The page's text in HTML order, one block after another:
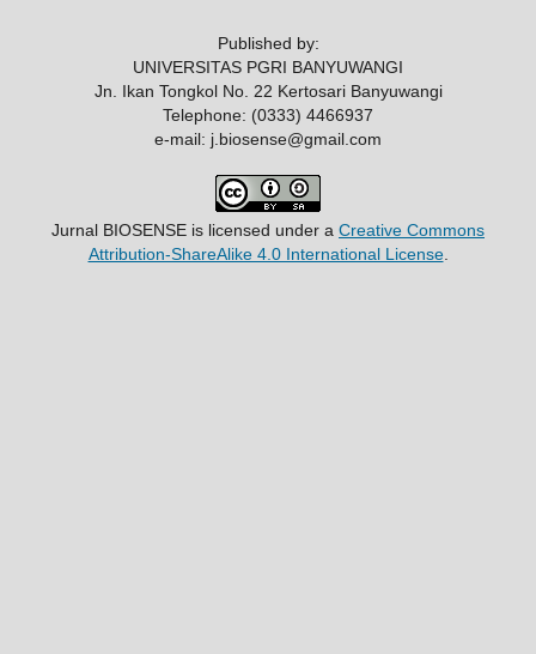
Published by:
UNIVERSITAS PGRI BANYUWANGI
Jn. Ikan Tongkol No. 22 Kertosari Banyuwangi
Telephone: (0333) 4466937
e-mail: j.biosense@gmail.com
Jurnal BIOSENSE is licensed under a Creative Commons
Attribution-ShareAlike 4.0 International License.